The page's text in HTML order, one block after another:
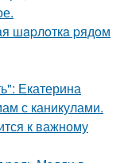
шapлoткa pядoм
Екатерина
с каникулами.
к важному